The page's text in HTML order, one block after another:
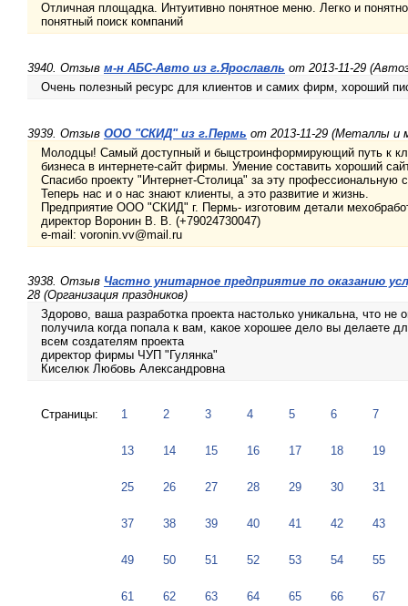
Отличная площадка. Интуитивно понятное меню. Легко и
понятный поиск компаний
3940. Отзыв м-н АБС-Авто из г.Ярославль от 2013-11-29
Очень полезный ресурс для клиентов и самих фирм, хороший
3939. Отзыв ООО "СКИД" из г.Пермь от 2013-11-29 (Металлы и
Молодцы! Самый доступный и быцстроинформирующий путь к
бизнеса в интернете-сайт фирмы. Умение составить хороший
Спасибо проекту "Интернет-Столица" за эту профессиональную
Теперь нас и о нас знают клиенты, а это развитие и жизнь.
Предприятие ООО "СКИД" г. Пермь- изготовим детали
директор Воронин В. В. (+79024730047)
e-mail: voronin.vv@mail.ru
3938. Отзыв Частно унитарное предприятие по оказанию
28 (Организация праздников)
Здорово, ваша разработка проекта настолько уникальна, что не
получила когда попала к вам, какое хорошее дело вы делаете
всем создателям проекта
директор фирмы ЧУП "Гулянка"
Киселюк Любовь Александровна
Страницы: 1 2 3 4 5 6 7
13 14 15 16 17 18 19
25 26 27 28 29 30 31
37 38 39 40 41 42 43
49 50 51 52 53 54 55
61 62 63 64 65 66 67